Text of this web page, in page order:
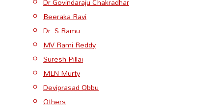
Beeraka Ravi
Dr. S Ramu
MV Rami Reddy
Suresh Pillai
MLN Murty
Deviprasad Obbu
Others